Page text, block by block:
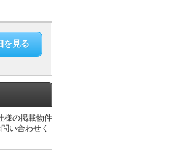
を見る
様の掲載物件
い合わせく